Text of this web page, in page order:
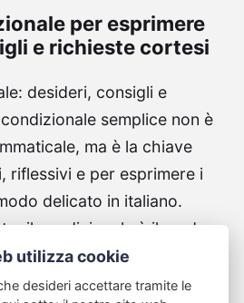
per esprimere
e richieste cortesi
desideri, consigli e
semplice non è
ma è la chiave
riflessivi e per esprimere i
delicato in italiano.
il condizionale è il modo
utilizza cookie
desideri accettare tramite le